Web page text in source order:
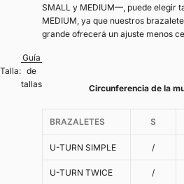
Talla:
Guía
de
tallas
SMALL y MEDIUM—, puede elegir
MEDIUM, ya que nuestros
grande ofrecerá un ajuste menos
Circunferencia de la
BRAZALETES S
U-TURN SIMPLE /
U-TURN TWICE /